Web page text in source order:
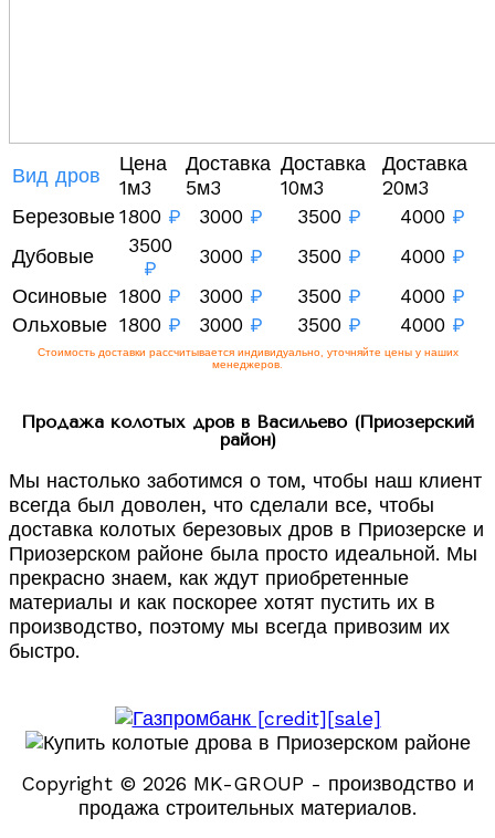
Вид дров
Цена
1м3
Доставка
5м3
Доставка
10м3
Доставка
20м3
Березовые1800 ₽ 3000 ₽ 3500 ₽ 4000 ₽
Дубовые
3500
₽
3000 ₽ 3500 ₽ 4000 ₽
Осиновые 1800 ₽ 3000 ₽ 3500 ₽ 4000 ₽
Ольховые 1800 ₽ 3000 ₽ 3500 ₽ 4000 ₽
Стоимость доставки рассчитывается индивидуально, уточняйте цены у наших
менеджеров.
Продажа колотых дров в Васильево (Приозерский
район)
Мы настолько заботимся о том, чтобы наш клиент
всегда был доволен, что сделали все, чтобы
доставка колотых березовых дров в Приозерске и
Приозерском районе была просто идеальной. Мы
прекрасно знаем, как ждут приобретенные
материалы и как поскорее хотят пустить их в
производство, поэтому мы всегда привозим их
быстро.
Copyright © 2026 MK-GROUP - производство и
продажа строительных материалов.